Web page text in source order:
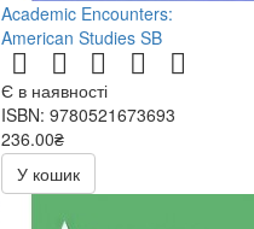
Academic Encounters:
American Studies SB
Є в наявності
ISBN: 9780521673693
236.00₴
472.00₴
У кошик